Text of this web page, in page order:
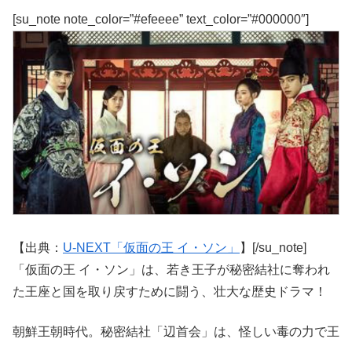
[su_note note_color=”#efeeee” text_color=”#000000″]
【出典： U-NEXT「仮面の王 イ・ソン」
】[/su_note]
「仮面の王 イ・ソン」は、若き王子が秘密結社に奪われ
た王座と国を取り戻すために闘う、壮大な歴史ドラマ！
朝鮮王朝時代。秘密結社「辺首会」は、怪しい毒の力で王